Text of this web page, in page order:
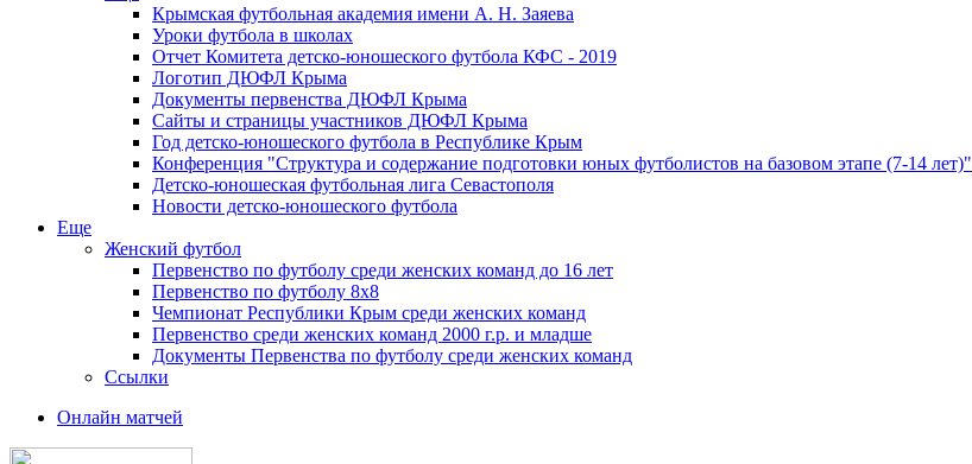
Крымская футбольная академия имени А. Н. Заяева
Уроки футбола в школах
Отчет Комитета детско-юношеского футбола КФС - 2019
Логотип ДЮФЛ Крыма
Документы первенства ДЮФЛ Крыма
Сайты и страницы участников ДЮФЛ Крыма
Год детско-юношеского футбола в Республике Крым
Конференция "Структура и содержание подготовки юных футболистов на базовом этапе (7-14 лет)"
Детско-юношеская футбольная лига Севастополя
Новости детско-юношеского футбола
Еще
Женский футбол
Первенство по футболу среди женских команд до 16 лет
Первенство по футболу 8х8
Чемпионат Республики Крым среди женских команд
Первенство среди женских команд 2000 г.р. и младше
Документы Первенства по футболу среди женских команд
Ссылки
Онлайн матчей